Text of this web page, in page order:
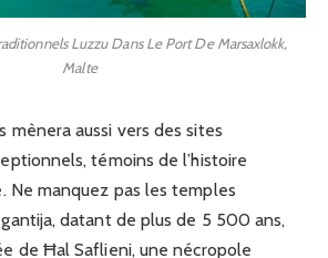
Luzzu Dans Le Port De Marsaxlokk,
Malte
mènera aussi vers des sites
témoins de l’histoire
Ne manquez pas les temples
datant de plus de 5 500 ans,
de Ħal Saflieni, une nécropole